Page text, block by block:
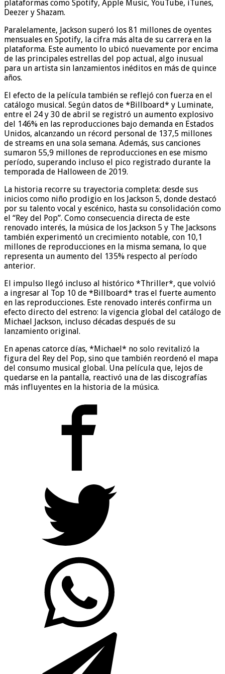
plataformas como Spotify, Apple Music, YouTube, iTunes,
Deezer y Shazam.
Paralelamente, Jackson superó los 81 millones de oyentes
mensuales en Spotify, la cifra más alta de su carrera en la
plataforma. Este aumento lo ubicó nuevamente por encima
de las principales estrellas del pop actual, algo inusual
para un artista sin lanzamientos inéditos en más de quince
años.
El efecto de la película también se reflejó con fuerza en el
catálogo musical. Según datos de *Billboard* y Luminate,
entre el 24 y 30 de abril se registró un aumento explosivo
del 146% en las reproducciones bajo demanda en Estados
Unidos, alcanzando un récord personal de 137,5 millones
de streams en una sola semana. Además, sus canciones
sumaron 55,9 millones de reproducciones en ese mismo
período, superando incluso el pico registrado durante la
temporada de Halloween de 2019.
La historia recorre su trayectoria completa: desde sus
inicios como niño prodigio en los Jackson 5, donde destacó
por su talento vocal y escénico, hasta su consolidación como
el “Rey del Pop”. Como consecuencia directa de este
renovado interés, la música de los Jackson 5 y The Jacksons
también experimentó un crecimiento notable, con 10,1
millones de reproducciones en la misma semana, lo que
representa un aumento del 135% respecto al período
anterior.
El impulso llegó incluso al histórico *Thriller*, que volvió
a ingresar al Top 10 de *Billboard* tras el fuerte aumento
en las reproducciones. Este renovado interés confirma un
efecto directo del estreno: la vigencia global del catálogo de
Michael Jackson, incluso décadas después de su
lanzamiento original.
En apenas catorce días, *Michael* no solo revitalizó la
figura del Rey del Pop, sino que también reordenó el mapa
del consumo musical global. Una película que, lejos de
quedarse en la pantalla, reactivó una de las discografías
más influyentes en la historia de la música.